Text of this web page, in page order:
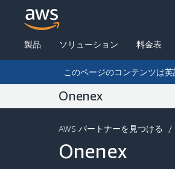
製品 ソリューション 料金表
このページのコンテンツは
Onenex
AWS パートナーを見つける /
Onenex